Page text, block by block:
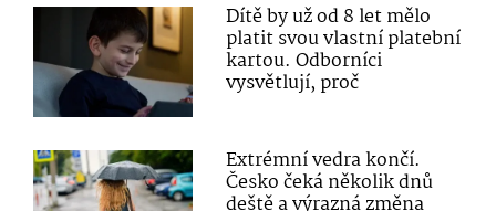
Dítě by už od 8 let mělo
platit svou vlastní platební
kartou. Odborníci
vysvětlují, proč
Extrémní vedra končí.
Česko čeká několik dnů
deště a výrazná změna